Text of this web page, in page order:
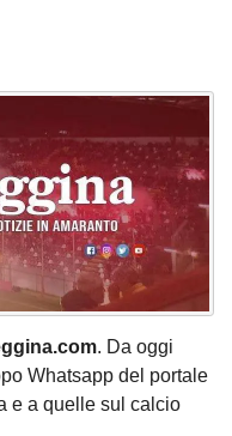
. Da oggi
Whatsapp del portale
e a quelle sul calcio